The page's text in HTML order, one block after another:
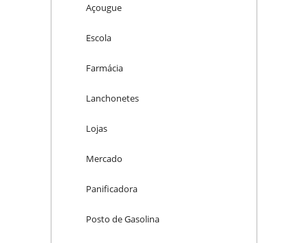
Açougue
Escola
Farmácia
Lanchonetes
Lojas
Mercado
Panificadora
Posto de Gasolina